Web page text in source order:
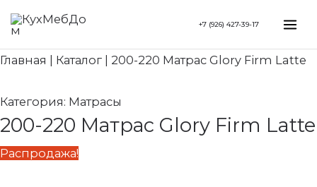
Перейти
содержимому
+7 (926) 427-39-17
Главная Каталог 200-220 Матрас Glory Firm Latte
Категория: Матрасы
200-220 Матрас Glory Firm Latte
Распродажа!
Первоначальная
составляла
230 ₽.
76
Search...